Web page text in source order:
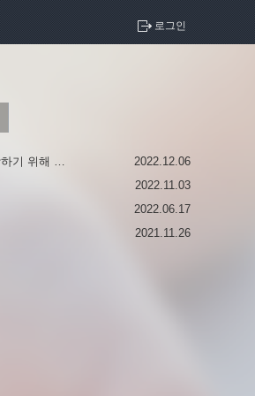
로그인
[보도자료] 상장사 임직원의 불공정거래를 예방하기 위해 「내부자거래 알림서비스(K-ITAS)」 활용도 제고를 지원합니다.
2022.12.06
2022.11.03
2022.06.17
2021.11.26